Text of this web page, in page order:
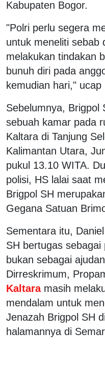
Kabupaten Bogor.
"Polri perlu segera
untuk meneliti sebab
melakukan tindakan
bunuh diri pada
kemudian hari," ucap
Sebelumnya, Brigpol
sebuah kamar pada
Kaltara di Tanjung
Kalimantan Utara,
pukul 13.10 WITA.
polisi, HS lalai saat
Brigpol SH
Gegana Satuan
Sementara itu,
SH bertugas sebagai
bukan sebagai
Dirreskrimum,
Kaltara masih
mendalam untuk
Jenazah Brigpol SH
halamannya di